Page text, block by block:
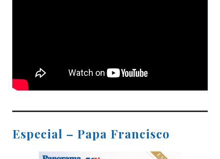
Especial – Papa Francisco